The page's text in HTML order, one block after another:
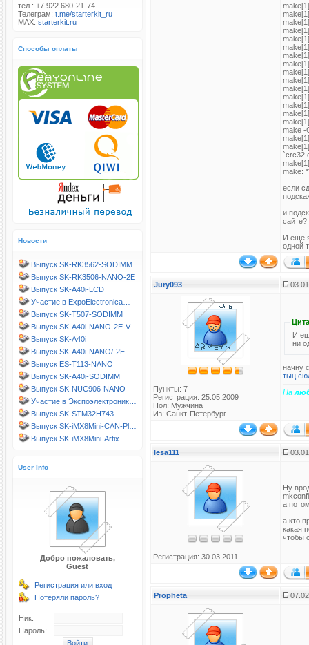
тел.: +7 922 680-21-74
Телеграм: t.me/starterkit_ru
MAX: starterkit.ru
Способы оплаты
Новости
Выпуск SK-RK3562-SODIMM
Выпуск SK-RK3506-NANO-2E
Выпуск SK-A40i-LCD
Участие в ExpoElectronica…
Выпуск SK-T507-SODIMM
Выпуск SK-A40i-NANO-2E-V
Выпуск SK-A40i
Выпуск SK-A40i-NANO/-2E
Выпуск ES-T113-NANO
Выпуск SK-A40i-SODIMM
Выпуск SK-NUC906-NANO
Участие в Экспоэлектроник…
Выпуск SK-STM32H743
Выпуск SK-iMX8Mini-CAN-Pl…
Выпуск SK-iMX8Mini-Artix-…
User Info
Добро пожаловать,
Guest
Регистрация или вход
Потеряли пароль?
Ник:
Пароль:
make -
make:
если
и
сайте?
И еще
одной
Jury093
Пункты: 7
Регистрация: 25.05.2009
Пол: Мужчина
Из: Санкт-Петербург
И еще
ни
начну
тыц
На
lesa111
Регистрация: 30.03.2011
Ну
а
а кто
какая
чтобы
Propheta